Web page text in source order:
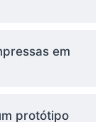
em
protótipo